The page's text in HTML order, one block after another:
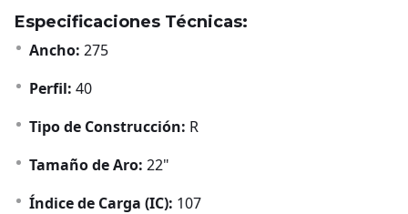
Especificaciones Técnicas:
Ancho: 275
Perfil: 40
Tipo de Construcción: R
Tamaño de Aro: 22"
Índice de Carga (IC): 107